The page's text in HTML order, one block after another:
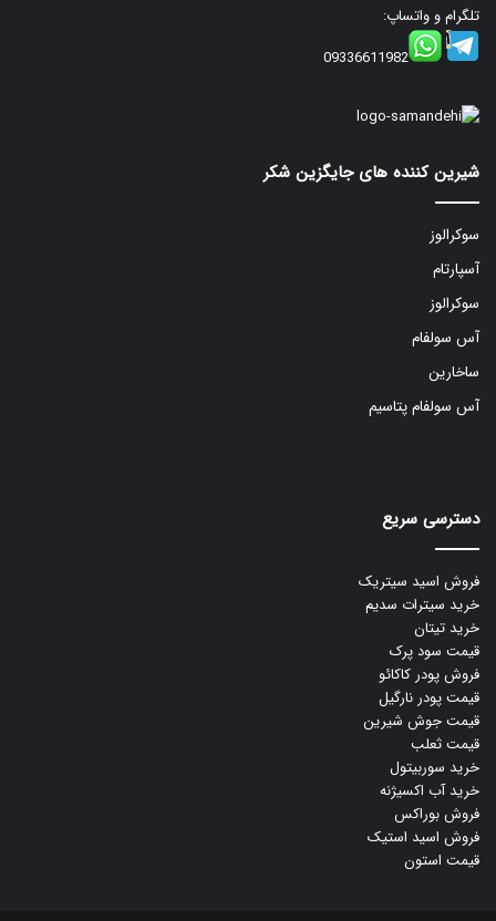
تلگرام و واتساپ:
09336611982
شیرین کننده های جایگزین شکر
سوکرالوز
آسپارتام
سوکرالوز
آس سولفام
ساخارین
آس سولفام پتاسیم
دسترسی سریع
فروش اسید سیتریک
خرید سیترات سدیم
خرید تیتان
قیمت سود پرک
فروش پودر کاکائو
قیمت پودر نارگیل
قیمت جوش شیرین
قیمت ثعلب
خرید سوربیتول
خرید آب اکسیژنه
فروش بوراکس
فروش اسید استیک
قیمت استون